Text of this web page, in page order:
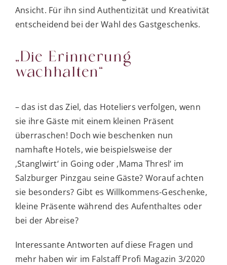
Ansicht. Für ihn sind Authentizität und Kreativität
entscheidend bei der Wahl des Gastgeschenks.
„Die Erinnerung
wachhalten“
– das ist das Ziel, das Hoteliers verfolgen, wenn
sie ihre Gäste mit einem kleinen Präsent
überraschen! Doch wie beschenken nun
namhafte Hotels, wie beispielsweise der
‚Stanglwirt‘ in Going oder ‚Mama Thresl‘ im
Salzburger Pinzgau seine Gäste? Worauf achten
sie besonders? Gibt es Willkommens-Geschenke,
kleine Präsente während des Aufenthaltes oder
bei der Abreise?
Interessante Antworten auf diese Fragen und
mehr haben wir im Falstaff Profi Magazin 3/2020